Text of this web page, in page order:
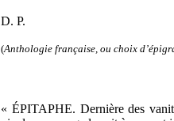
D. P.
(Anthologie française, ou choix
« ÉPITAPHE. Dernière des